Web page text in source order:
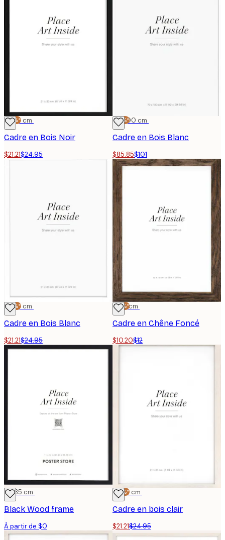
-15%*
21x30 cm
Cadre en Bois Noir
$21.21$24.95
-15%*
70x100 cm
Cadre en Bois Blanc
$85.85$101
-15%*
21x30 cm
Cadre en Bois Blanc
$21.21$24.95
-15%*
13x18 cm
Cadre en Chêne Foncé
$10.20$12
28x35 cm
Black Wood frame
À partir de $0
-15%*
21x30 cm
Cadre en bois clair
$21.21$24.95